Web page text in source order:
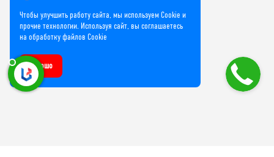
Чтобы улучшить работу сайта, мы используем Cookie и
прочие технологии. Используя сайт, вы соглашаетесь
на обработку файлов Cookie
Хорошо